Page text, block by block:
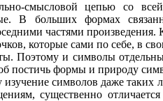
смысловой цепью со всей
В больших формах
частями произведения.
которые сами по себе, в
Поэтому и символы
постичь формы и природу
символов даже таких
существенно отличается